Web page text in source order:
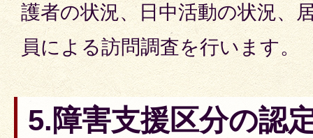
護者の状況、日中活動の状況、
員による訪問調査を行います。
5.障害支援区分の認